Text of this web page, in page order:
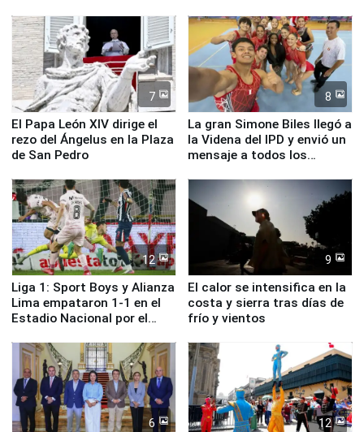
7
El Papa León XIV dirige el
rezo del Ángelus en la Plaza
de San Pedro
8
La gran Simone Biles llegó a
la Videna del IPD y envió un
mensaje a todos los
12
Liga 1: Sport Boys y Alianza
Lima empataron 1-1 en el
Estadio Nacional por el
9
El calor se intensifica en la
costa y sierra tras días de
frío y vientos
6 12